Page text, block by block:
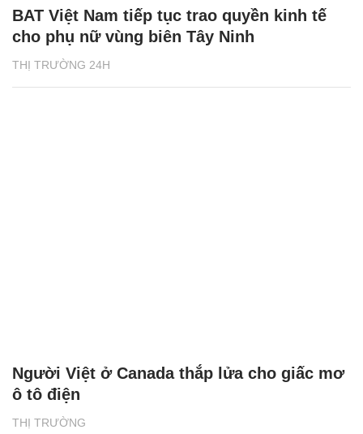
THỊ TRƯỜNG 24H
BAT Việt Nam tiếp tục trao quyền kinh tế
cho phụ nữ vùng biên Tây Ninh
THỊ TRƯỜNG
Người Việt ở Canada thắp lửa cho giấc mơ
ô tô điện